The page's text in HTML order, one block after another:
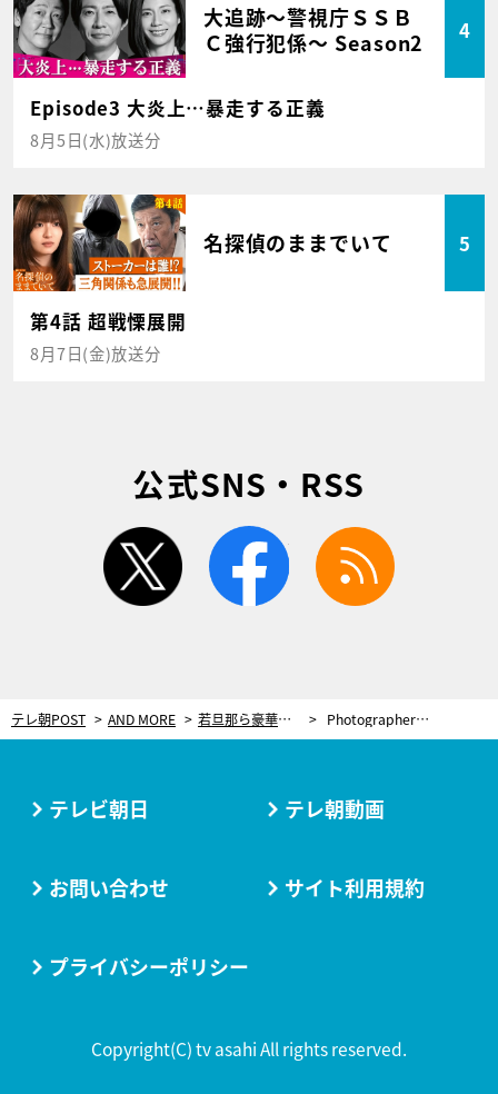
大追跡～警視庁ＳＳＢ
Ｃ強行犯係～ Season2
4
Episode3 大炎上…暴走する正義
8月5日(水)放送分
名探偵のままでいて 5
第4話 超戦慄展開
8月7日(金)放送分
公式SNS・RSS
twitter facebook
テレ朝POST AND MORE 若旦那ら豪華ゲストも！EXシアター六本木のライブイベントに出演する若手バンド決定 Photographer：Horiuchi Ayaka
テレビ朝日 テレ朝動画
お問い合わせ サイト利用規約
プライバシーポリシー
Copyright(C) tv asahi All rights reserved.